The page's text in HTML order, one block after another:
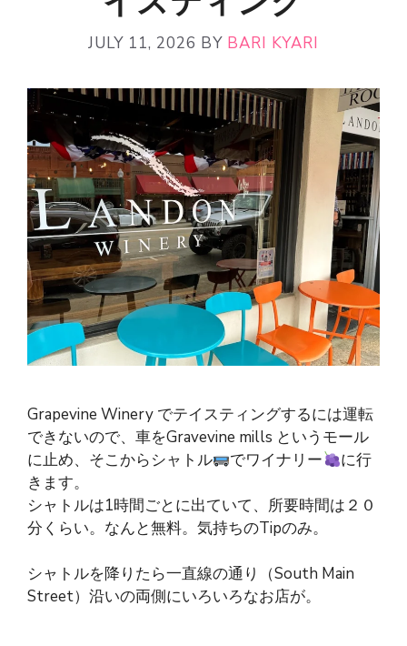
JULY 11, 2026 BY BARI KYARI
Grapevine Winery でテイスティングするには運転
できないので、車をGravevine mills というモール
に止め、そこからシャトル
でワイナリー
に行
きます。
シャトルは1時間ごとに出ていて、所要時間は２０
分くらい。なんと無料。気持ちのTipのみ。
シャトルを降りたら一直線の通り（South Main
Street）沿いの両側にいろいろなお店が。